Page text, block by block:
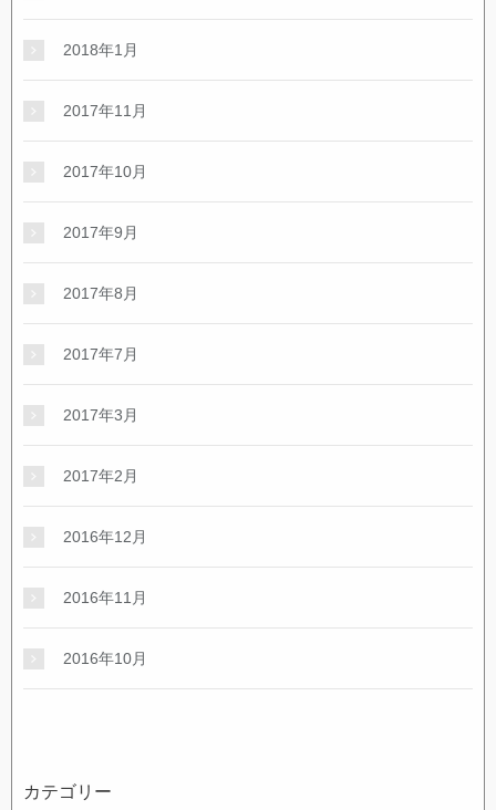
2018年1月
2017年11月
2017年10月
2017年9月
2017年8月
2017年7月
2017年3月
2017年2月
2016年12月
2016年11月
2016年10月
カテゴリー